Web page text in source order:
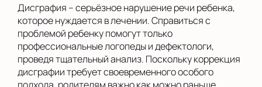
Дисграфия – серьёзное нарушение речи ребенка,
которое нуждается в лечении. Справиться с
проблемой ребенку помогут только
профессиональные логопеды и дефектологи,
проведя тщательный анализ. Поскольку коррекция
дисграфии требует своевременного особого